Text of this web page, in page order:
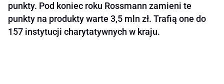
punkty. Pod koniec roku Rossmann zamieni te
punkty na produkty warte 3,5 mln zł. Trafią one do
157 instytucji charytatywnych w kraju.